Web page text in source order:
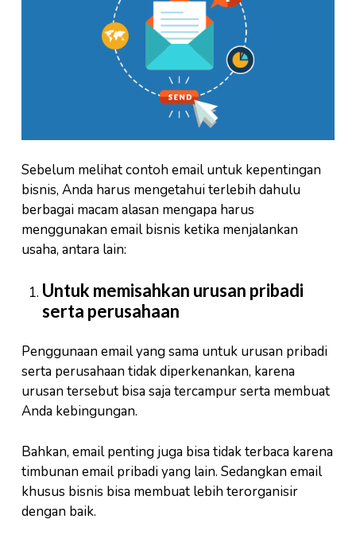
Sebelum melihat contoh email untuk kepentingan
bisnis, Anda harus mengetahui terlebih dahulu
berbagai macam alasan mengapa harus
menggunakan email bisnis ketika menjalankan
usaha, antara lain:
Untuk memisahkan urusan pribadi
serta perusahaan
Penggunaan email yang sama untuk urusan pribadi
serta perusahaan tidak diperkenankan, karena
urusan tersebut bisa saja tercampur serta membuat
Anda kebingungan.
Bahkan, email penting juga bisa tidak terbaca karena
timbunan email pribadi yang lain. Sedangkan email
khusus bisnis bisa membuat lebih terorganisir
dengan baik.